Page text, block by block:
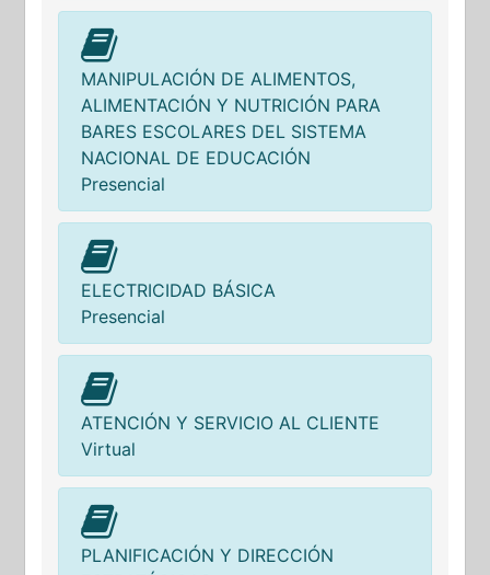
MANIPULACIÓN DE ALIMENTOS,
ALIMENTACIÓN Y NUTRICIÓN PARA
BARES ESCOLARES DEL SISTEMA
NACIONAL DE EDUCACIÓN
Presencial
ELECTRICIDAD BÁSICA
Presencial
ATENCIÓN Y SERVICIO AL CLIENTE
Virtual
PLANIFICACIÓN Y DIRECCIÓN